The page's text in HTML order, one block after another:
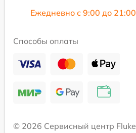
Ежедневно с 9:00 до 21:00
Способы оплаты
© 2026 Сервисный центр Fluke